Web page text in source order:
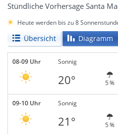
Stündliche Vorhersage Santa
Heute werden bis zu 8
Übersicht Diagramm
08-09 Uhr Sonnig
20° 5 %
09-10 Uhr Sonnig
21° 5 %